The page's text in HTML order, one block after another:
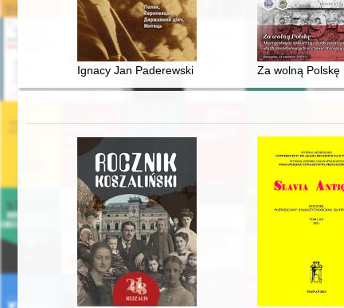
Ignacy Jan Paderewski (1860-1941) : Polak,
Za wolną Polskę